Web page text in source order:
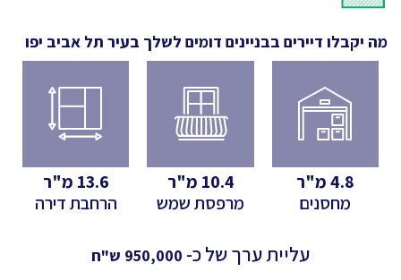
מה יקבלו דיירים בבניינים דומים לשלך בעיר תל אביב יפו
4.8מ"ר
מחסנים
10.4 מ"ר
מרפסת שמש
13.6 מ"ר
הרחבת דירה
עליית ערך של כ-
ש"ח